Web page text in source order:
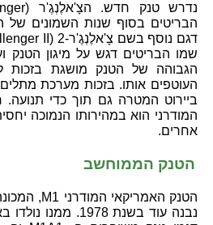
שמו הבריטים דגש על מיגון הטנק
הגבוהה של הטנק מושגת בזכות
העוטפים אותו. בזכות מערכת מתלים
ביירוט המטרה גם תוך כדי תנועה.
המודרני הוא במהירותו הנמוכה
אחרים.
הטנק הממוחשב
נבנה עוד בשנת